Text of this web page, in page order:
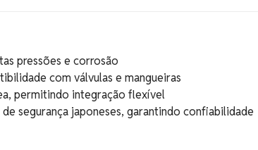
pressões e corrosão
com válvulas e mangueiras
permitindo integração flexível
segurança japoneses, garantindo confiabilidade